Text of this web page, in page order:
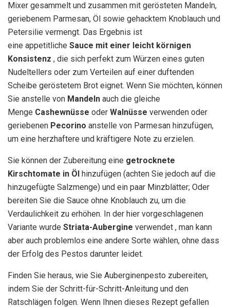
Mixer gesammelt und zusammen mit gerösteten Mandeln,
geriebenem Parmesan, Öl sowie gehacktem Knoblauch und
Petersilie vermengt. Das Ergebnis ist
eine appetitliche Sauce mit einer leicht körnigen
Konsistenz , die sich perfekt zum Würzen eines guten
Nudeltellers oder zum Verteilen auf einer duftenden
Scheibe geröstetem Brot eignet. Wenn Sie möchten, können
Sie anstelle von Mandeln auch die gleiche
Menge Cashewnüsse oder Walnüsse verwenden oder
geriebenen Pecorino anstelle von Parmesan hinzufügen,
um eine herzhaftere und kräftigere Note zu erzielen.
Sie können der Zubereitung eine getrocknete
Kirschtomate in Öl hinzufügen (achten Sie jedoch auf die
hinzugefügte Salzmenge) und ein paar Minzblätter; Oder
bereiten Sie die Sauce ohne Knoblauch zu, um die
Verdaulichkeit zu erhöhen. In der hier vorgeschlagenen
Variante wurde Striata-Aubergine verwendet , man kann
aber auch problemlos eine andere Sorte wählen, ohne dass
der Erfolg des Pestos darunter leidet.
Finden Sie heraus, wie Sie Auberginenpesto zubereiten,
indem Sie der Schritt-für-Schritt-Anleitung und den
Ratschlägen folgen. Wenn Ihnen dieses Rezept gefallen